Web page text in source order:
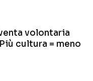
volontaria
cultura = meno